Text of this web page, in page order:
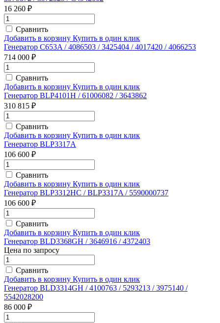
16 260 ₽
Сравнить
Добавить в корзину Купить в один клик
Генератор C653A / 4086503 / 3425404 / 4017420 / 4066253
714 000 ₽
Сравнить
Добавить в корзину Купить в один клик
Генератор BLP4101H / 61006082 / 3643862
310 815 ₽
Сравнить
Добавить в корзину Купить в один клик
Генератор BLP3317A
106 600 ₽
Сравнить
Добавить в корзину Купить в один клик
Генератор BLP3312HC / BLP3317A / 5590000737
106 600 ₽
Сравнить
Добавить в корзину Купить в один клик
Генератор BLD3368GH / 3646916 / 4372403
Цена по запросу
Сравнить
Добавить в корзину Купить в один клик
Генератор BLD3314GH / 4100763 / 5293213 / 3975140 /
5542028200
86 000 ₽